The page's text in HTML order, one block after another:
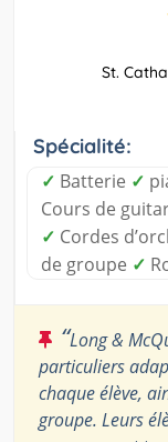
St.
Spécialité:
✓ Batterie ✓
Cours de
✓ Cordes
de groupe ✓
“Long &
particuliers
chaque élève,
groupe. Leurs